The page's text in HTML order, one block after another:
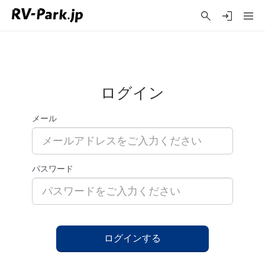
ログイン
メール
パスワード